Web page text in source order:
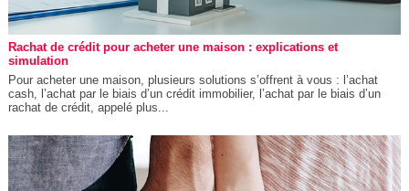
Rachat de crédit pour acheter une maison : explications et
simulation
Pour acheter une maison, plusieurs solutions s’offrent à vous : l’achat
cash, l’achat par le biais d’un crédit immobilier, l’achat par le biais d’un
rachat de crédit, appelé plus...